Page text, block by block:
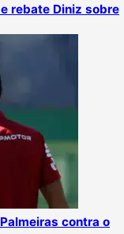
rebate Diniz sobre
contra o